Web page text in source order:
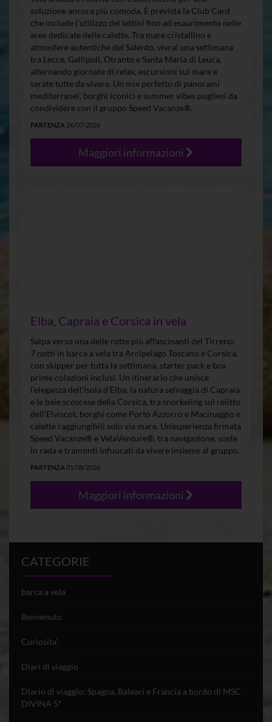
soluzione ancora più comoda. È prevista la Club Card
che include l’utilizzo dei lettini fino ad esaurimento nelle
aree dedicate delle calette. Tra mare cristallino e
atmosfere autentiche del Salento, vivrai una settimana
tra Lecce, Gallipoli, Otranto e Santa Maria di Leuca,
alternando giornate di relax, escursioni sul mare e
serate tutte da vivere. Un mix perfetto di panorami
mediterranei, borghi iconici e summer vibes pugliesi da
condividere con il gruppo Speed Vacanze®.
PARTENZA 26/07/2026
Maggiori informazioni
Elba, Capraia e Corsica in vela
Salpa verso una delle rotte più affascinanti del Tirreno:
7 notti in barca a vela tra Arcipelago Toscano e Corsica,
con skipper per tutta la settimana, starter pack e box
prime colazioni inclusi. Un itinerario che unisce
l’eleganza dell’Isola d’Elba, la natura selvaggia di Capraia
e le baie scoscese della Corsica, tra snorkeling sul relitto
dell’Elviscot, borghi come Porto Azzurro e Macinaggio e
calette raggiungibili solo via mare. Un’esperienza firmata
Speed Vacanze® e VelaVenture®, tra navigazione, soste
in rada e tramonti infuocati da vivere insieme al gruppo.
PARTENZA 01/08/2026
Maggiori informazioni
CATEGORIE
barca a vela
Benvenuto
Curiosita'
Diari di viaggio
Diario di viaggio: Spagna, Baleari e Francia a bordo di MSC
DIVINA 5*